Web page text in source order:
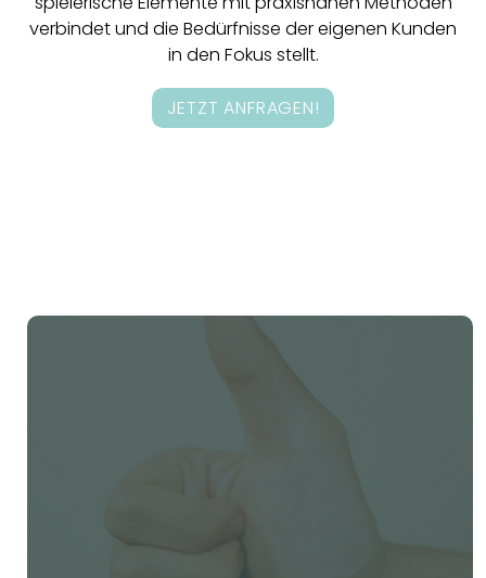
verbindet und die Bedürfnisse der eigenen Kunden
in den Fokus stellt.
JETZT ANFRAGEN!